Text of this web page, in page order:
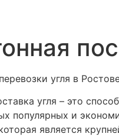
угля – это
популярных и
является